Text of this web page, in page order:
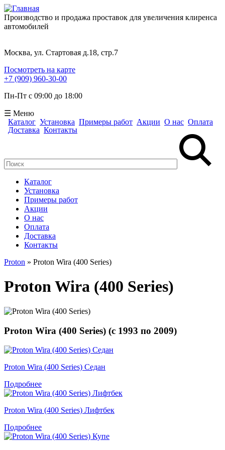
Производство и продажа проставок для увеличения клиренса
автомобилей
Москва, ул. Стартовая д.18, стр.7
Посмотреть на карте
+7 (909) 960-30-00
Пн-Пт с 09:00 до 18:00
☰ Меню
Каталог Установка Примеры работ Акции О нас Оплата
Доставка Контакты
Каталог
Установка
Примеры работ
Акции
О нас
Оплата
Доставка
Контакты
Proton » Proton Wira (400 Series)
Proton Wira (400 Series)
Proton Wira (400 Series) (с 1993 по 2009)
Proton Wira (400 Series) Седан
Подробнее
Proton Wira (400 Series) Лифтбек
Подробнее